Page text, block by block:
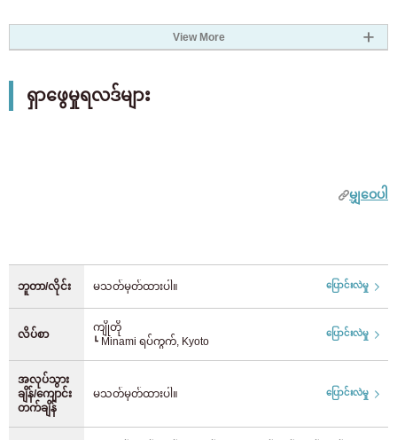
Minami-ku Kyoto offers convenient access to the JR Kyoto
Line, Kintetsu Kyoto Line, and Karasuma Line, with stations
walking distance. As a major transportation hub, you can
reach Osaka Station from Kyoto Station in about 30 minutes
the modern commercial districts surrounding Kyoto Station. It
is an ideal location for business professionals who need to
houses in major cities nationwide, supporting online
viewings and contracts. Even if you move from Kyoto to
Tokyo, Osaka, or Fukuoka for school or work, you can easily
transfer between properties within the XROSS HOUSE
network, minimizing the hassle of moving and re-signing
contracts. Our properties are available for short-term stays
starting from just one month, making them perfect for
business trips. Please check our latest listings for current
View More
ရှာဖွေမှုရလဒ်များ
မျှဝေပါ
ဘူတာ/လိုင်း မသတ်မှတ်ထားပါ။ ပြောင်းလဲမှု
လိပ်စာ
ကျိုတို
┗ Minami ရပ်ကွက်, Kyoto
ပြောင်းလဲမှု
အလုပ်သွား
ချိန်/ကျောင်း
တက်ချိန်
မသတ်မှတ်ထားပါ။ ပြောင်းလဲမှု
JR အရှေ့
JR Shonan Shinjuku လိုင်း
Ueno Tokyo လိုင်း (4)
JR Joban လိုင်း (32)
JR Keihin Tohoku လိုင်း (70)
နရာ (1)
ကျိုတို (9)
အိုဆာကာ (165)
အမျိုးသမီးသီးသန့် ဂုဏ်သတ္တိများကို ဖယ်ထုတ်ပါ။
လုံခြုံရေးစပေါ်ငွေ
သော့ငွေမရှိ
အေဂျင်စီကြေး 0 ယန်း
အချိန်အကန့်အသတ်ဖြင့်သာ! ပြောင်းရွှေ့မည့်ရက်မတိုင်မီ ၅၂ ရက်
(များသောအားဖြင့် ၃၇ ရက်ကြိုတင်) လျှောက်လွှာများကို လက်ခံပါသည်
အင်္ဂါရပ်များ
အိမ်သုံးပစ္စည်း
3.5 0 yen